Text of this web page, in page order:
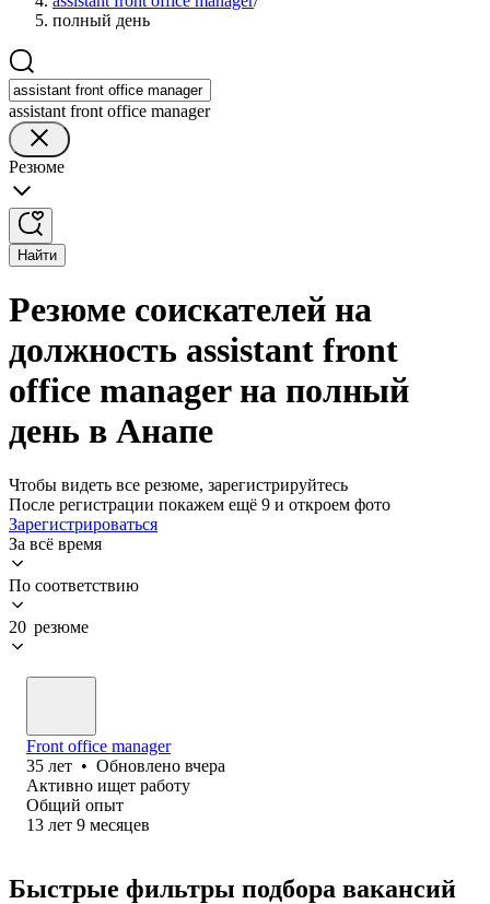
полный день
assistant front office manager
Резюме
Найти
Резюме соискателей на
должность assistant front
office manager на полный
день в Анапе
Чтобы видеть все резюме, зарегистрируйтесь
После регистрации покажем ещё 9 и откроем фото
Зарегистрироваться
За всё время
По соответствию
20 резюме
Front office manager
35 лет • Обновлено вчера
Активно ищет работу
Общий опыт
13 лет 9 месяцев
Быстрые фильтры подбора вакансий